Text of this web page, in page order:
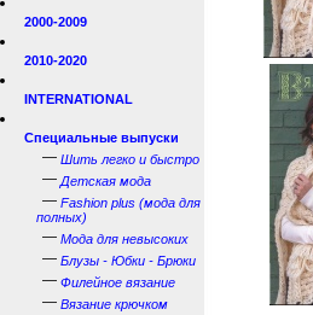
2000-2009
2010-2020
INTERNATIONAL
Специальные выпуски
— Шить легко и быстро
— Детская мода
— Fashion plus (мода для
полных)
— Мода для невысоких
— Блузы - Юбки - Брюки
— Филейное вязание
— Вязание крючком